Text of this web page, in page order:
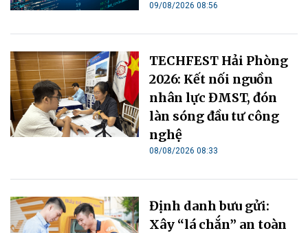
09/08/2026 08:56
TECHFEST Hải Phòng
2026: Kết nối nguồn
nhân lực ĐMST, đón
làn sóng đầu tư công
nghệ
08/08/2026 08:33
Định danh bưu gửi:
Xây “lá chắn” an toàn